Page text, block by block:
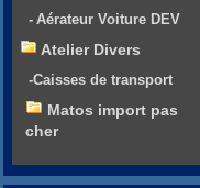
- Aérateur Voiture DEV
Atelier Divers
-Caisses de transport
Matos import pas
cher